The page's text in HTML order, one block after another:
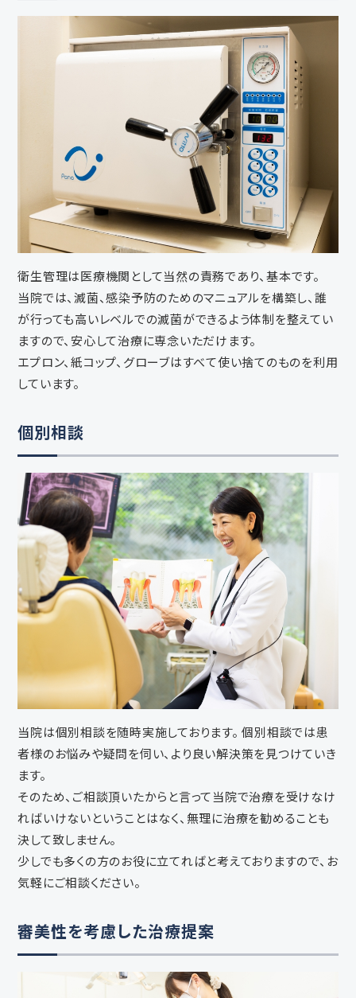
衛生管理は医療機関として当然の責務であり、基本です。
当院では、滅菌、感染予防のためのマニュアルを構築し、誰
が行っても高いレベルでの滅菌ができるよう体制を整えてい
ますので、安心して治療に専念いただけます。
エプロン、紙コップ、グローブはすべて使い捨てのものを利用
しています。
個別相談
当院は個別相談を随時実施しております。 個別相談では患
者様のお悩みや疑問を伺い、より良い解決策を見つけていき
ます。
そのため、ご相談頂いたからと言って当院で治療を受けなけ
ればいけないということはなく、無理に治療を勧めることも
決して致しません。
少しでも多くの方のお役に立てればと考えておりますので、お
気軽にご相談ください。
審美性を考慮した治療提案